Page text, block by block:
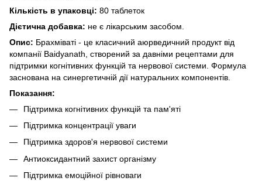
Кількість в упаковці: 80 таблеток
Дієтична добавка: не є лікарським засобом.
Опис: Брахміваті - це класичний аюрведичний продукт від
компанії Baidyanath, створений за давніми рецептами для
підтримки когнітивних функцій та нервової системи. Формула
заснована на синергетичній дії натуральних компонентів.
Показання:
Підтримка когнітивних функцій та пам'яті
Підтримка концентрації уваги
Підтримка здоров'я нервової системи
Антиоксидантний захист організму
Підтримка емоційної рівноваги